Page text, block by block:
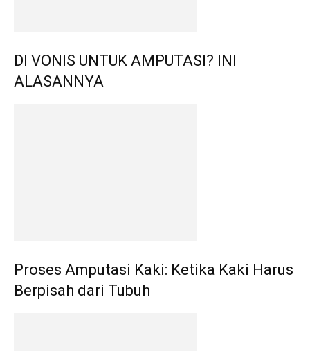
DI VONIS UNTUK AMPUTASI? INI
ALASANNYA
Proses Amputasi Kaki: Ketika Kaki Harus
Berpisah dari Tubuh